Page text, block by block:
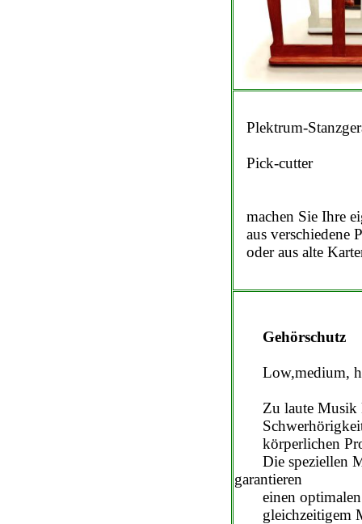
Plektrum-
Pick-cutter
machen Sie Ihre
aus verschiedene
oder aus alte
Gehörschutz
Low,medium,
Zu laute Musik
Schwerhörigkeit
körperlichen
Die speziellen
garantieren
einen optimalen
gleichzeitigem